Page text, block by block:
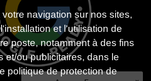
navigation sur nos sites,
et l'utilisation de
poste, notamment à des fins
et/ou publicitaires, dans le
politique de protection de